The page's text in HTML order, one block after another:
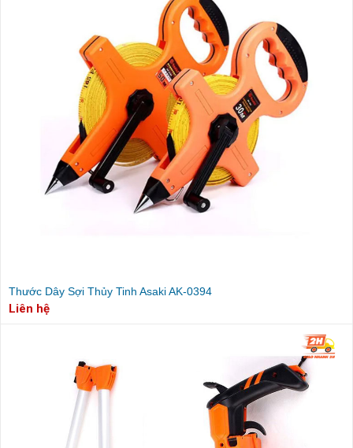
Thước Dây Sợi Thủy Tinh Asaki AK-0394
Liên hệ